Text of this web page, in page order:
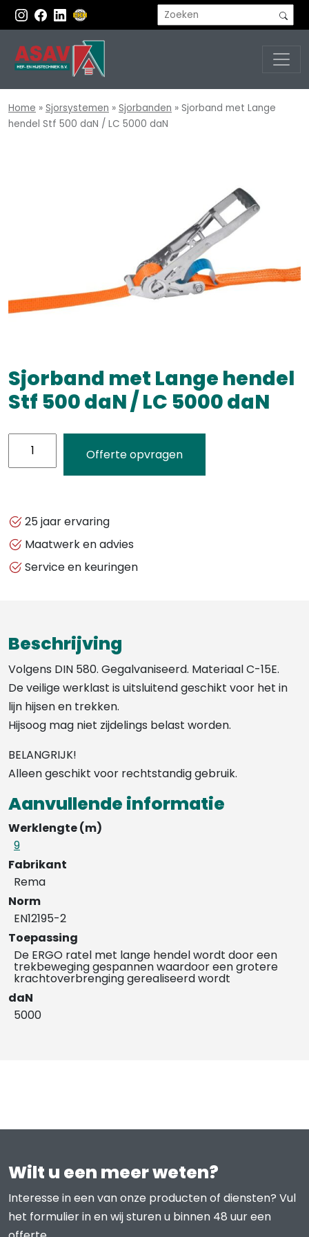
Home » Sjorsystemen » Sjorbanden » Sjorband met Lange
hendel Stf 500 daN / LC 5000 daN
Sjorband met Lange hendel
Stf 500 daN / LC 5000 daN
Stf
daN
/
aantal
Offerte opvragen
25 jaar ervaring
Maatwerk en advies
Service en keuringen
Beschrijving
Volgens DIN 580. Gegalvaniseerd. Materiaal C-15E.
De veilige werklast is uitsluitend geschikt voor het in
lijn hijsen en trekken.
Hijsoog mag niet zijdelings belast worden.
BELANGRIJK!
Alleen geschikt voor rechtstandig gebruik.
Aanvullende informatie
Werklengte (m)
9
Fabrikant
Rema
Norm
EN12195-2
Toepassing
De ERGO ratel met lange hendel wordt door een
trekbeweging gespannen waardoor een grotere
krachtoverbrenging gerealiseerd wordt
daN
5000
Wilt u een meer weten?
Interesse in een van onze producten of diensten? Vul
het formulier in en wij sturen u binnen 48 uur een